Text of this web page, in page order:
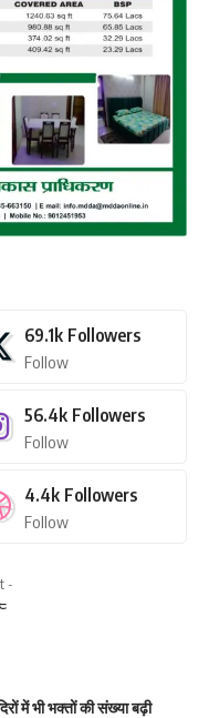
69.1k Followers
Follow
56.4k Followers
Follow
4.4k Followers
Follow
-
में भी भक्तों की संख्या बढ़ी